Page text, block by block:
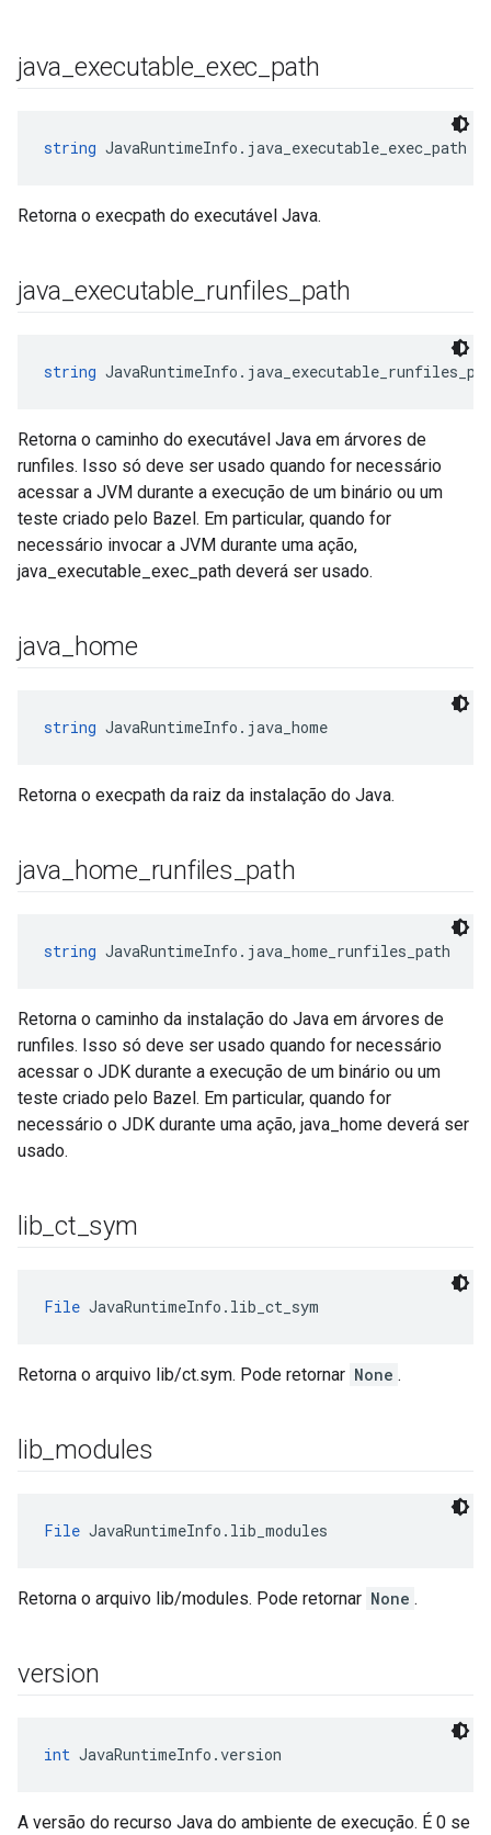
java executable _exec path
string JavaRuntimeInfo.java_executable_exec_path
Retorna o execpath do executável Java.
java executable runfiles path
string
Retorna o caminho do executável Java em árvores de
runfiles. Isso só deve ser usado quando for necessário
acessar a JVM durante a execução de um binário ou um
teste criado pelo Bazel. Em particular, quando for
necessário invocar a JVM durante uma ação,
java_executable_exec_path deverá ser usado.
java home
string JavaRuntimeInfo.java_home
Retorna o execpath da raiz da instalação do Java.
java home runfiles path
string JavaRuntimeInfo.java_home_runfiles_path
Retorna o caminho da instalação do Java em árvores de
runfiles. Isso só deve ser usado quando for necessário
acessar o JDK durante a execução de um binário ou um
teste criado pelo Bazel. Em particular, quando for
necessário o JDK durante uma ação, java_home deverá ser
usado.
lib _ct sym
File JavaRuntimeInfo.lib_ct_sym
Retorna o arquivo lib/ct.sym. Pode retornar None .
lib modules
File JavaRuntimeInfo.lib_modules
Retorna o arquivo lib/modules. Pode retornar None .
version
int JavaRuntimeInfo.version
A versão do recurso Java do ambiente de execução. É 0 se